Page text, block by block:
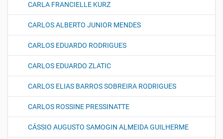
CARLA FRANCIELLE KURZ
CARLOS ALBERTO JUNIOR MENDES
CARLOS EDUARDO RODRIGUES
CARLOS EDUARDO ZLATIC
CARLOS ELIAS BARROS SOBREIRA RODRIGUES
CARLOS ROSSINE PRESSINATTE
CÁSSIO AUGUSTO SAMOGIN ALMEIDA GUILHERME